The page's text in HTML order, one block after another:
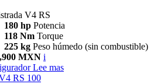
V4 RS
180 hp Potencia
118 Nm Torque
225 kg Peso húmedo (sin combustible)
MXN i
Lee mas
RS 100